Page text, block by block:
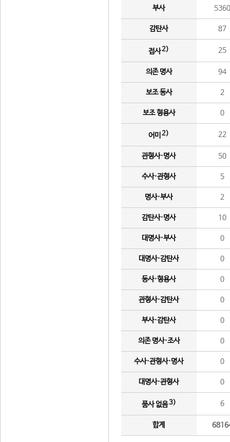
부사 5360
감탄사 87
접사2) 25
의존 명사 94
보조 동사 2
보조 형용사 0
어미 2) 22
관형사·명사 50
수사·관형사 5
명사·부사 2
감탄사·명사 10
대명사·부사 0
대명사·감탄사 0
동사·형용사 0
관형사·감탄사 0
부사·감탄사 0
의존 명사·조사 0
수사·관형사·명사 0
대명사·관형사 0
품사 없음3) 6
합계